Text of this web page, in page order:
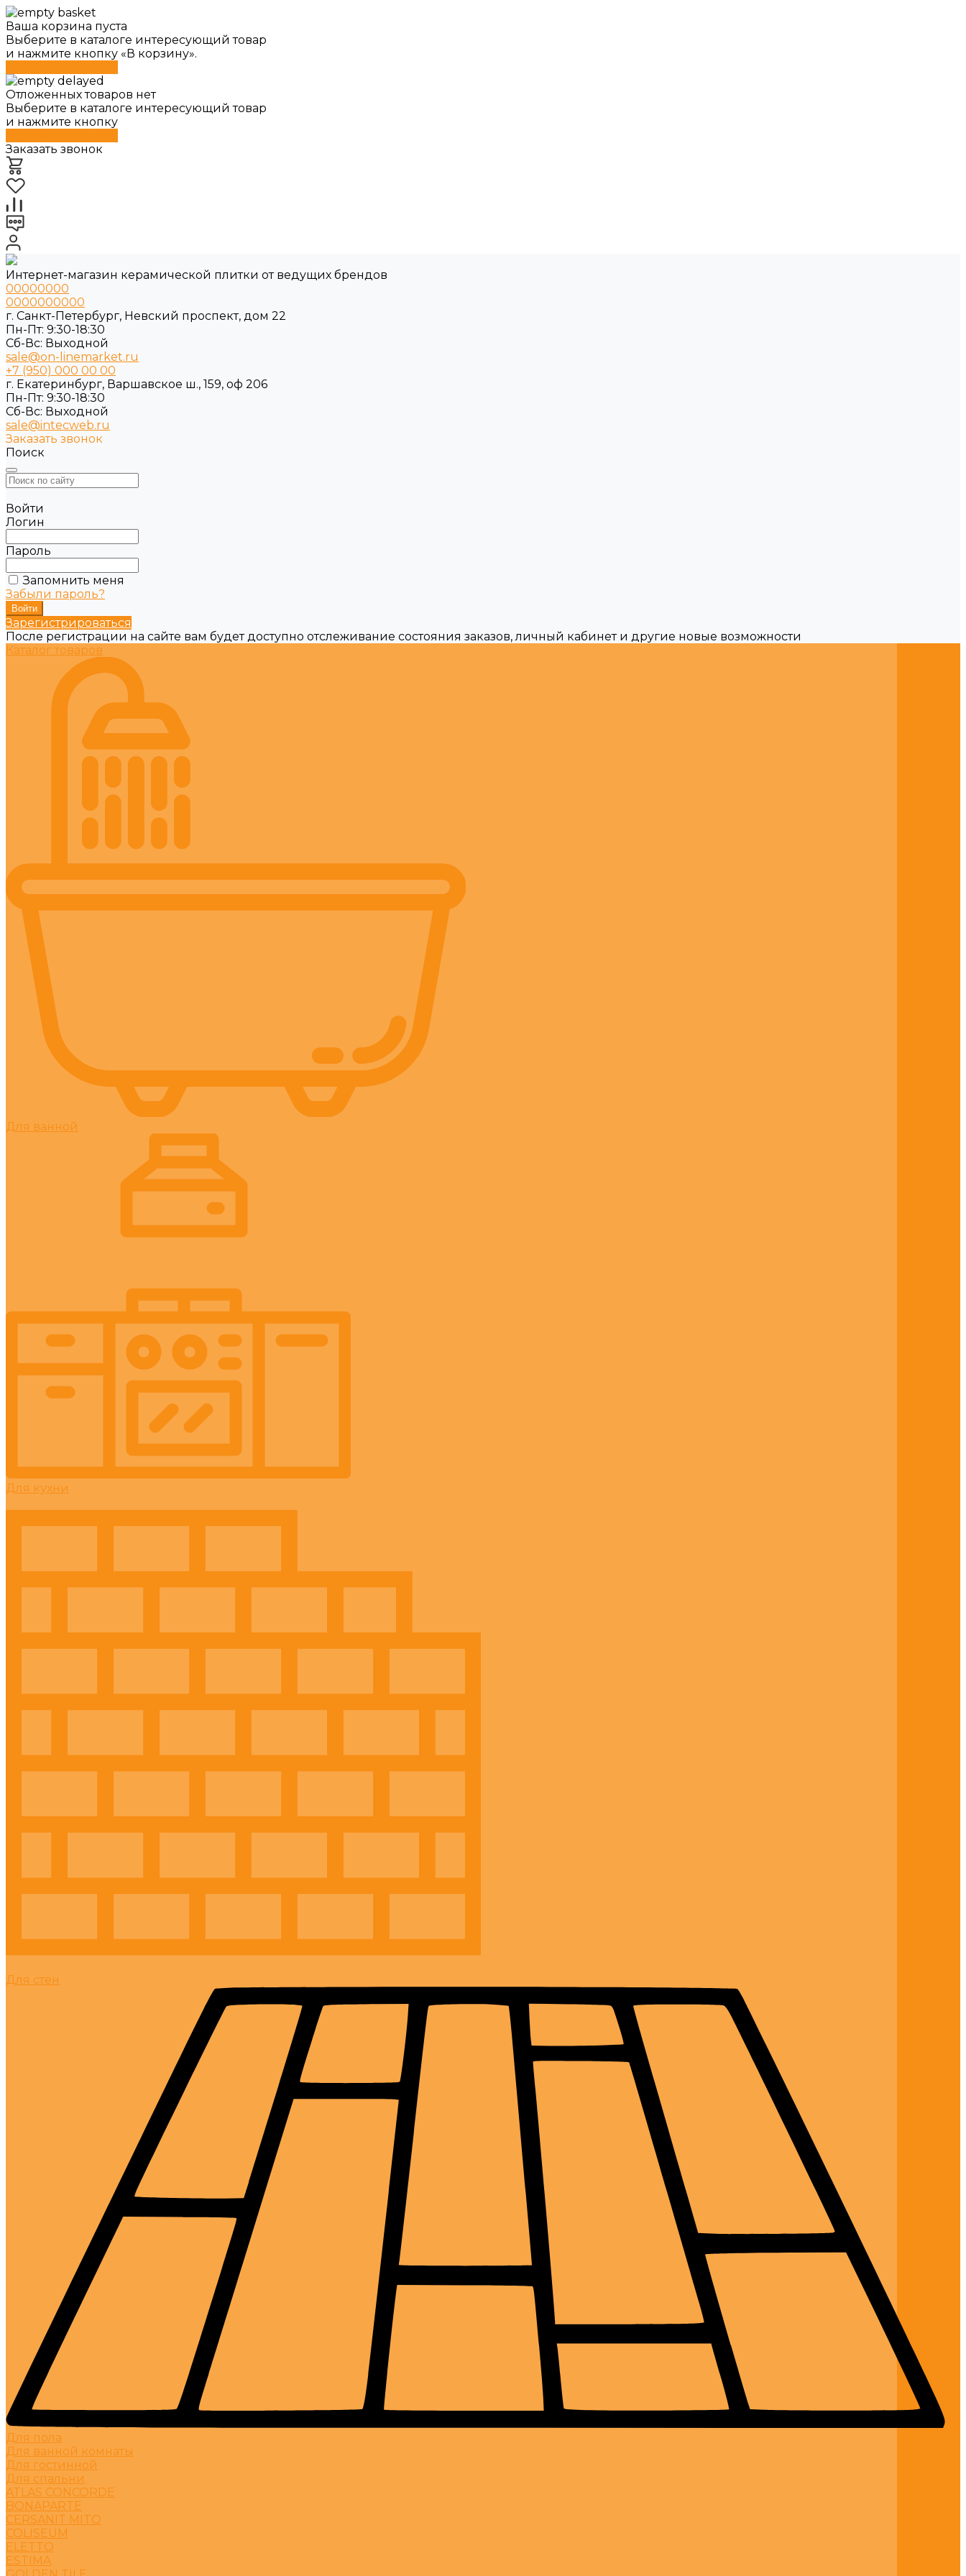
Ваша корзина пуста
Выберите в каталоге интересующий товар
и нажмите кнопку «В корзину».
Отложенных товаров нет
Выберите в каталоге интересующий товар
и нажмите кнопку
Заказать звонок
Интернет-магазин керамической плитки от ведущих брендов
00000000
0000000000
г. Санкт-Петербург, Невский проспект, дом 22
Пн-Пт: 9:30-18:30
Cб-Вс: Выходной
sale@on-linemarket.ru
+7 (950) 000 00 00
г. Екатеринбург, Варшавское ш., 159, оф 206
Пн-Пт: 9:30-18:30
Cб-Вс: Выходной
sale@intecweb.ru
Заказать звонок
Поиск
Войти
Логин
Пароль
Запомнить меня
Забыли пароль?
Зарегистрироваться
После регистрации на сайте вам будет доступно отслеживание состояния заказов, личный кабинет и другие новые возможности
Каталог товаров
Для ванной
Для кухни
Для стен
Для пола
Для ванной комнаты
Для гостинной
Для спальни
ATLAS CONCORDE
BONAPARTE
CERSANIT MITO
COLISEUM
ELETTO
ESTIMA